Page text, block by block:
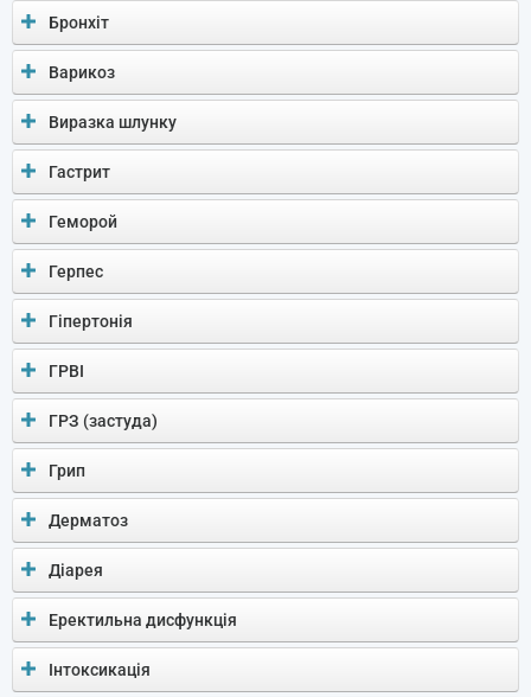
Бронхіт
Варикоз
Виразка шлунку
Гастрит
Геморой
Герпес
Гіпертонія
ГРВІ
ГРЗ (застуда)
Грип
Дерматоз
Діарея
Еректильна дисфункція
Інтоксикація